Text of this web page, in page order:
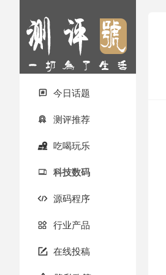
 今日话题
 测评推荐
 吃喝玩乐
 科技数码
 源码程序
 行业产品
 在线投稿